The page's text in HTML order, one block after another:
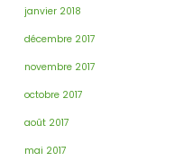
janvier 2018
décembre 2017
novembre 2017
octobre 2017
août 2017
mai 2017